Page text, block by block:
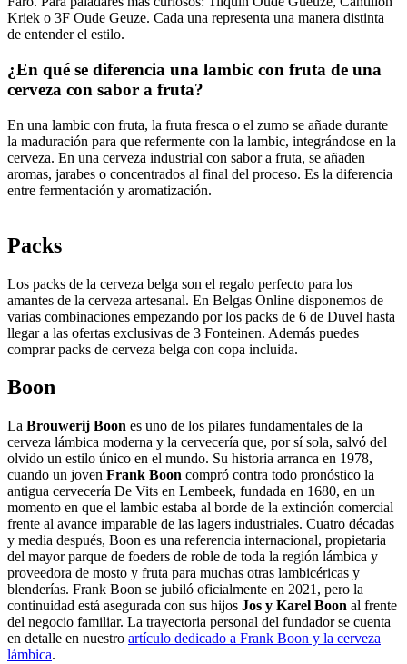
Kriek o 3F Oude Geuze. Cada una representa una manera distinta
de entender el estilo.
¿En qué se diferencia una lambic con fruta de una
cerveza con sabor a fruta?
En una lambic con fruta, la fruta fresca o el zumo se añade durante
la maduración para que refermente con la lambic, integrándose en la
cerveza. En una cerveza industrial con sabor a fruta, se añaden
aromas, jarabes o concentrados al final del proceso. Es la diferencia
entre fermentación y aromatización.
Packs
Los packs de la cerveza belga son el regalo perfecto para los
amantes de la cerveza artesanal. En Belgas Online disponemos de
varias combinaciones empezando por los packs de 6 de Duvel hasta
llegar a las ofertas exclusivas de 3 Fonteinen. Además puedes
comprar packs de cerveza belga con copa incluida.
Boon
La Brouwerij Boon es uno de los pilares fundamentales de la
cerveza lámbica moderna y la cervecería que, por sí sola, salvó del
olvido un estilo único en el mundo. Su historia arranca en 1978,
cuando un joven Frank Boon compró contra todo pronóstico la
antigua cervecería De Vits en Lembeek, fundada en 1680, en un
momento en que el lambic estaba al borde de la extinción comercial
frente al avance imparable de las lagers industriales. Cuatro décadas
y media después, Boon es una referencia internacional, propietaria
del mayor parque de foeders de roble de toda la región lámbica y
proveedora de mosto y fruta para muchas otras lambicéricas y
blenderías. Frank Boon se jubiló oficialmente en 2021, pero la
continuidad está asegurada con sus hijos Jos y Karel Boon al frente
del negocio familiar. La trayectoria personal del fundador se cuenta
en detalle en nuestro artículo dedicado a Frank Boon y la cerveza
lámbica.